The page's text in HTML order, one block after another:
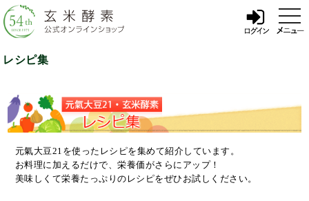
t
o
g
i
レシピ集
元氣大豆21を使ったレシピを集めて紹介しています。
お料理に加えるだけで、栄養価がさらにアップ！
美味しくて栄養たっぷりのレシピをぜひお試しください。